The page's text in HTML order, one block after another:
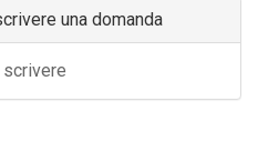
una domanda